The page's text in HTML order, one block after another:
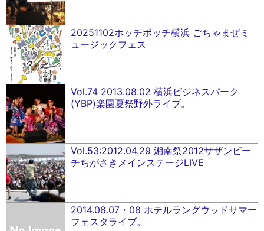
20251102ホッチポッチ横浜 ごちゃまぜミ
ュージックフェス
Vol.74 2013.08.02 横浜ビジネスパーク
(YBP)楽園夏祭野外ライブ。
Vol.53:2012.04.29 湘南祭2012サザンビー
チちがさきメインステージLIVE
2014.08.07・08 ホテルラングウッドサマー
フェスタライブ。